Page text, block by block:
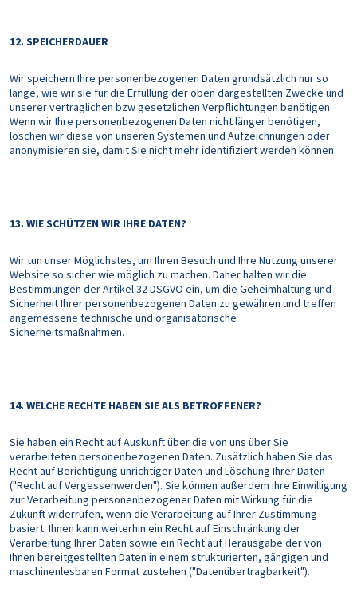
12. SPEICHERDAUER
Wir speichern Ihre personenbezogenen Daten grundsätzlich nur so
lange, wie wir sie für die Erfüllung der oben dargestellten Zwecke und
unserer vertraglichen bzw gesetzlichen Verpflichtungen benötigen.
Wenn wir Ihre personenbezogenen Daten nicht länger benötigen,
löschen wir diese von unseren Systemen und Aufzeichnungen oder
anonymisieren sie, damit Sie nicht mehr identifiziert werden können.
13. WIE SCHÜTZEN WIR IHRE DATEN?
Wir tun unser Möglichstes, um Ihren Besuch und Ihre Nutzung unserer
Website so sicher wie möglich zu machen. Daher halten wir die
Bestimmungen der Artikel 32 DSGVO ein, um die Geheimhaltung und
Sicherheit Ihrer personenbezogenen Daten zu gewähren und treffen
angemessene technische und organisatorische
Sicherheitsmaßnahmen.
14. WELCHE RECHTE HABEN SIE ALS BETROFFENER?
Sie haben ein Recht auf Auskunft über die von uns über Sie
verarbeiteten personenbezogenen Daten. Zusätzlich haben Sie das
Recht auf Berichtigung unrichtiger Daten und Löschung Ihrer Daten
("Recht auf Vergessenwerden"). Sie können außerdem ihre Einwilligung
zur Verarbeitung personenbezogener Daten mit Wirkung für die
Zukunft widerrufen, wenn die Verarbeitung auf Ihrer Zustimmung
basiert. Ihnen kann weiterhin ein Recht auf Einschränkung der
Verarbeitung Ihrer Daten sowie ein Recht auf Herausgabe der von
Ihnen bereitgestellten Daten in einem strukturierten, gängigen und
maschinenlesbaren Format zustehen ("Datenübertragbarkeit").